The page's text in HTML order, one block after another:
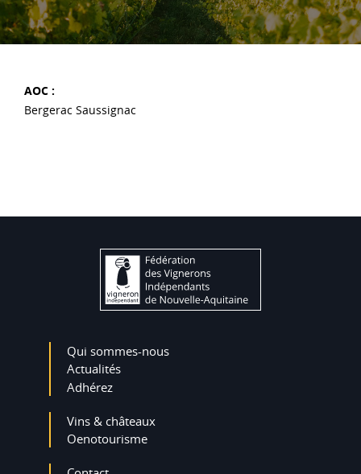
AOC :
Bergerac Saussignac
Qui sommes-nous
Actualités
Adhérez
Vins & châteaux
Oenotourisme